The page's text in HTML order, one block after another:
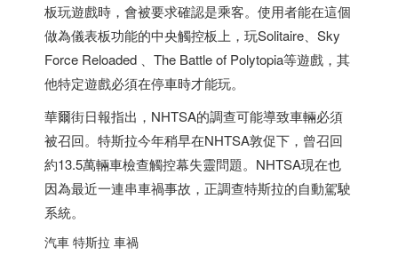
板玩遊戲時，會被要求確認是乘客。使用者能在這個
做為儀表板功能的中央觸控板上，玩Solitaire、Sky
Force Reloaded 、The Battle of Polytopia等遊戲，其
他特定遊戲必須在停車時才能玩。
華爾街日報指出，NHTSA的調查可能導致車輛必須
被召回。特斯拉今年稍早在NHTSA敦促下，曾召回
約13.5萬輛車檢查觸控幕失靈問題。NHTSA現在也
因為最近一連串車禍事故，正調查特斯拉的自動駕駛
系統。
汽車 特斯拉 車禍